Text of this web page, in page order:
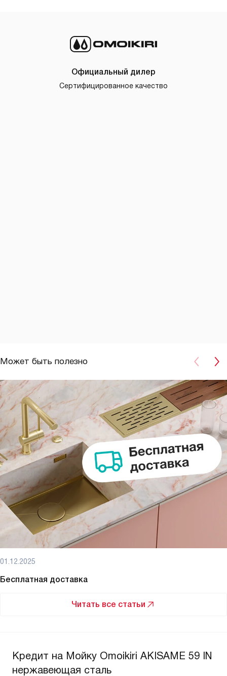
Официальный дилер
Сертифицированное качество
Может быть полезно
01.12.2025
Бесплатная доставка
Читать все статьи
Кредит на Мойку Omoikiri AKISAME 59 IN
нержавеющая сталь